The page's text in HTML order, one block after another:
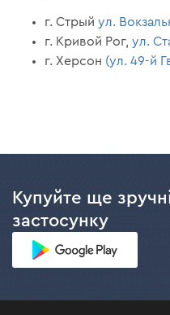
г. Стрыйул.
г. Кривой Рог,ул.
г. Херсон (ул. 49-й
Купуйте ще
застосунку